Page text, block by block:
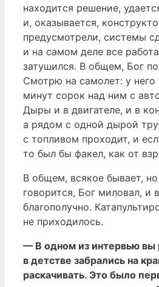
находится решение,
и, оказывается,
предусмотрели, системы
и на самом деле все
затушился. В общем, Бог
Смотрю на самолет: у него
минут сорок над ним с
Дыры и в двигателе, и в
а рядом с одной дырой
с топливом проходит, и
то был бы факел, как от
В общем, всякое бывает, но
говорится, Бог миловал, и
благополучно.
не приходилось.
— В одном из интервью вы
в детстве забрались на
раскачивать. Это было